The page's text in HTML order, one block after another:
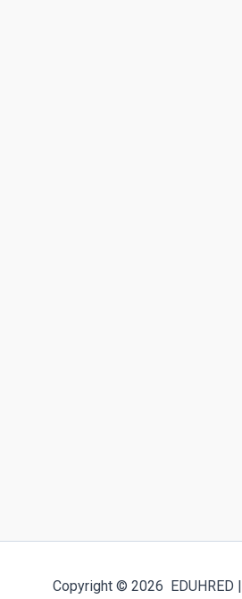
Copyright © 2026 EDUHRED |